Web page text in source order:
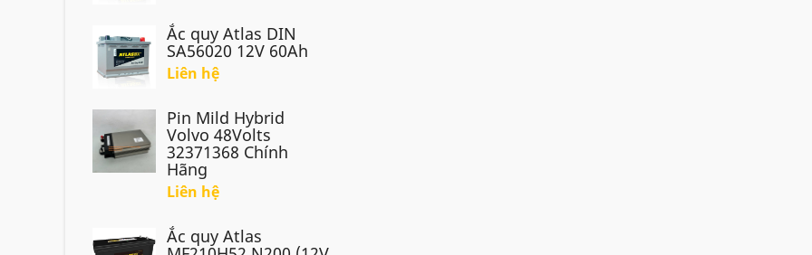
Ắc quy Atlas DIN
SA56020 12V 60Ah
Liên hệ
Pin Mild Hybrid
Volvo 48Volts
32371368 Chính
Hãng
Liên hệ
Ắc quy Atlas